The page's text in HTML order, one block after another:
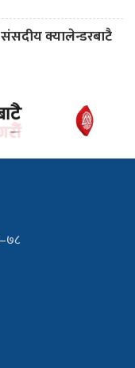
संसदीय क्यालेन्डरबाटै